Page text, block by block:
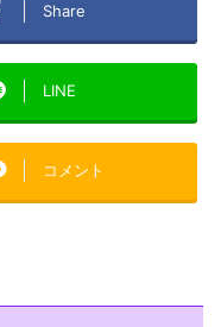
Share
LINE
コメント